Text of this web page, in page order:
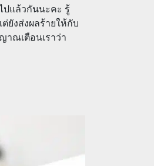
ปแล้วกันนะคะ รู้
ยังส่งผลร้ายให้กับ
าณเตือนเราว่า